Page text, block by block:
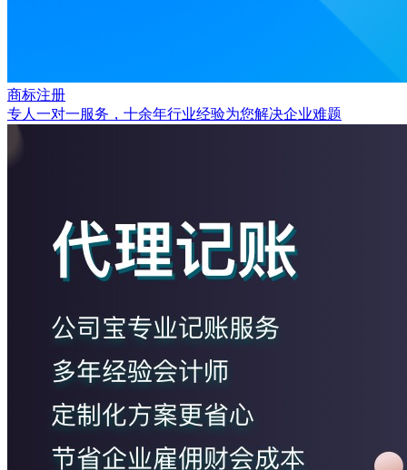
商标注册
专人一对一服务，十余年行业经验为您解决企业难题